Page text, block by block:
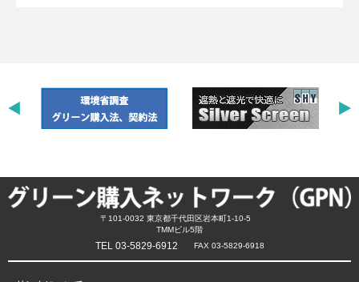
〒101-0032 東京都千代田区岩本町1-10-5
TMMビル5階
TEL 03-5829-6912 FAX 03-5829-6918